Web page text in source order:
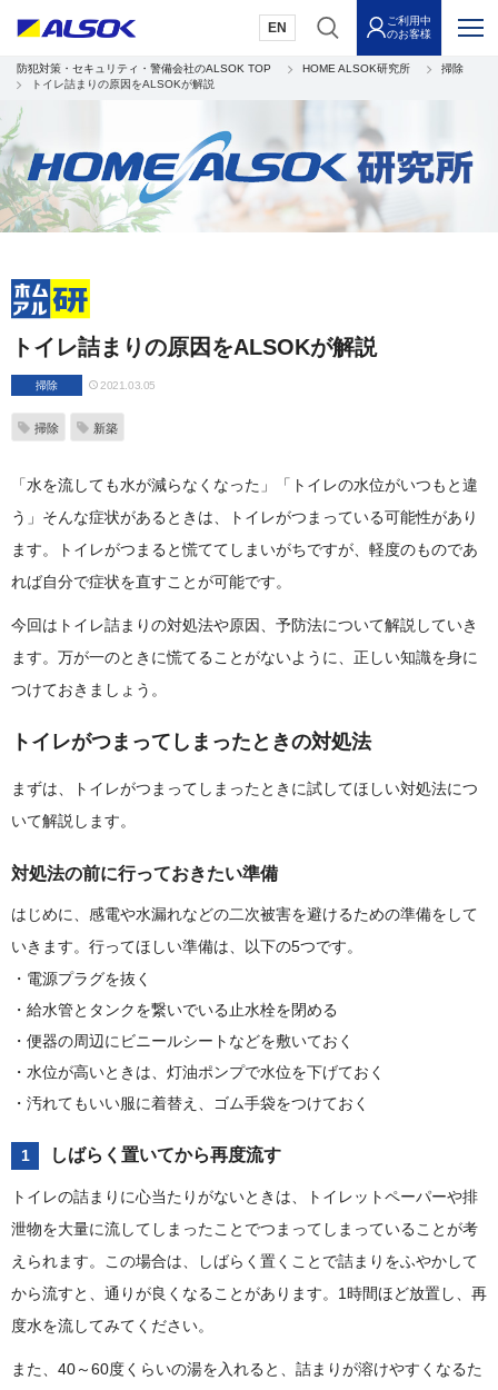
EN
ご利用中
のお客様
防犯対策・セキュリティ・警備会社のALSOK TOP HOME ALSOK研究所
掃除
トイレ詰まりの原因をALSOKが解説
トイレ詰まりの原因をALSOKが解説
掃除 2021.03.05
掃除 新築
「水を流しても水が減らなくなった」「トイレの水位がいつもと違
う」そんな症状があるときは、トイレがつまっている可能性があり
ます。トイレがつまると慌ててしまいがちですが、軽度のものであ
れば自分で症状を直すことが可能です。
今回はトイレ詰まりの対処法や原因、予防法について解説していき
ます。万が一のときに慌てることがないように、正しい知識を身に
つけておきましょう。
トイレがつまってしまったときの対処法
まずは、トイレがつまってしまったときに試してほしい対処法につ
いて解説します。
対処法の前に行っておきたい準備
はじめに、感電や水漏れなどの二次被害を避けるための準備をして
いきます。行ってほしい準備は、以下の5つです。
電源プラグを抜く
給水管とタンクを繋いでいる止水栓を閉める
便器の周辺にビニールシートなどを敷いておく
水位が高いときは、灯油ポンプで水位を下げておく
汚れてもいい服に着替え、ゴム手袋をつけておく
1 しばらく置いてから再度流す
トイレの詰まりに心当たりがないときは、トイレットペーパーや排
泄物を大量に流してしまったことでつまってしまっていることが考
えられます。この場合は、しばらく置くことで詰まりをふやかして
から流すと、通りが良くなることがあります。1時間ほど放置し、再
度水を流してみてください。
また、40～60度くらいの湯を入れると、詰まりが溶けやすくなるた